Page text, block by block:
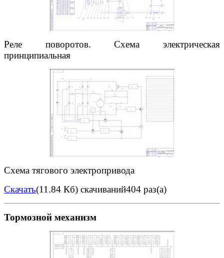
Реле поворотов. Схема электрическая
принципиальная
Схема тягового электропривода
Скачать(11.84 Кб) скачиваний404 раз(а)
Тормозной механизм